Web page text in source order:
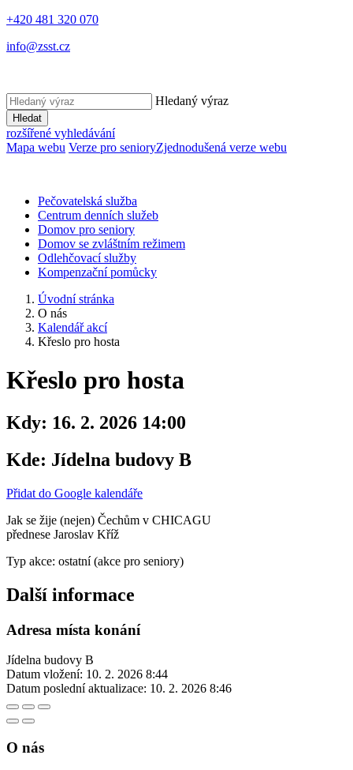
+420 481 320 070
info@zsst.cz
Hledaný výraz
Hledat
rozšířené vyhledávání
Mapa webu Verze pro senioryZjednodušená verze webu
Pečovatelská služba
Centrum denních služeb
Domov pro seniory
Domov se zvláštním režimem
Odlehčovací služby
Kompenzační pomůcky
Úvodní stránka
O nás
Kalendář akcí
Křeslo pro hosta
Křeslo pro hosta
Kdy: 16. 2. 2026 14:00
Kde: Jídelna budovy B
Přidat do Google kalendáře
Jak se žije (nejen) Čechům v CHICAGU
přednese Jaroslav Kříž
Typ akce: ostatní (akce pro seniory)
Další informace
Adresa místa konání
Jídelna budovy B
Datum vložení: 10. 2. 2026 8:44
Datum poslední aktualizace: 10. 2. 2026 8:46
O nás